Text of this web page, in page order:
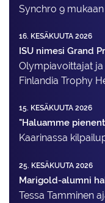
Synchro 9
16. KESÄKUUTA 2026
ISU nimesi Grand
Olympiavoittajat
Finlandia Trophy
15. KESÄKUUTA 2026
"Haluamme
Kaarinassa
25. KESÄKUUTA 2026
Marigold-alumni
Tessa Tamminen